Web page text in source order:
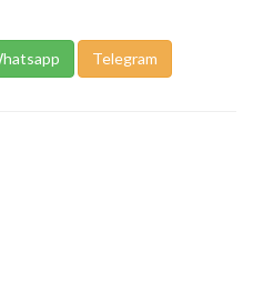
Telegram